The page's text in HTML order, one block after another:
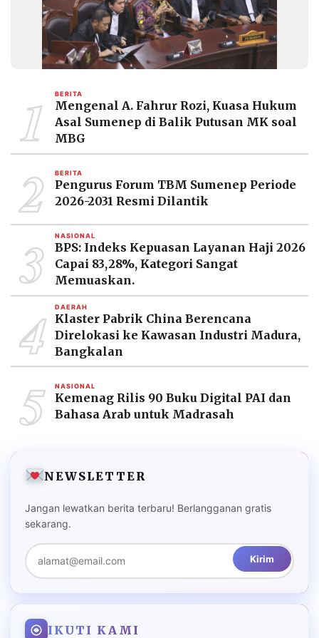
1 BERITA
Mengenal A. Fahrur Rozi, Kuasa Hukum
Asal Sumenep di Balik Putusan MK soal
MBG
2 BERITA
Pengurus Forum TBM Sumenep Periode
2026-2031 Resmi Dilantik
3 NASIONAL
BPS: Indeks Kepuasan Layanan Haji 2026
Capai 83,28%, Kategori Sangat
Memuaskan.
4 DAERAH
Klaster Pabrik China Berencana
Direlokasi ke Kawasan Industri Madura,
Bangkalan
5 NASIONAL
Kemenag Rilis 90 Buku Digital PAI dan
Bahasa Arab untuk Madrasah
NEWSLETTER
Jangan lewatkan berita terbaru! Berlangganan gratis
sekarang.
Kirim
IKUTI KAMI